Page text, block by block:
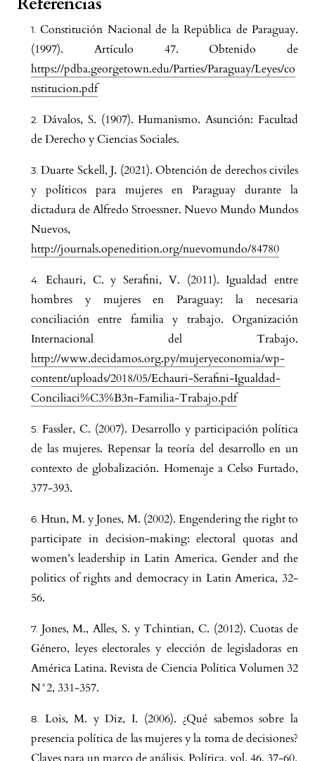
Referencias
Constitución Nacional de la República de Paraguay.
(1997). Artículo 47. Obtenido de
https://pdba.georgetown.edu/Parties/Paraguay/Leyes/co
nstitucion.pdf
Dávalos, S. (1907). Humanismo. Asunción: Facultad
de Derecho y Ciencias Sociales.
Duarte Sckell, J. (2021). Obtención de derechos civiles
y políticos para mujeres en Paraguay durante la
dictadura de Alfredo Stroessner. Nuevo Mundo Mundos
Nuevos,
http://journals.openedition.org/nuevomundo/84780
Echauri, C. y Serafini, V. (2011). Igualdad entre
hombres y mujeres en Paraguay: la necesaria
conciliación entre familia y trabajo. Organización
Internacional del Trabajo.
http://www.decidamos.org.py/mujeryeconomia/wp-
content/uploads/2018/05/Echauri-Serafini-Igualdad-
Conciliaci%C3%B3n-Familia-Trabajo.pdf
Fassler, C. (2007). Desarrollo y participación política
de las mujeres. Repensar la teoría del desarrollo en un
contexto de globalización. Homenaje a Celso Furtado,
377-393.
Htun, M. y Jones, M. (2002). Engendering the right to
participate in decision-making: electoral quotas and
women’s leadership in Latin America. Gender and the
politics of rights and democracy in Latin America, 32-
56.
Jones, M., Alles, S. y Tchintian, C. (2012). Cuotas de
Género, leyes electorales y elección de legisladoras en
América Latina. Revista de Ciencia Política Volumen 32
N°2, 331-357.
Lois, M. y Diz, I. (2006). ¿Qué sabemos sobre la
presencia política de las mujeres y la toma de decisiones?